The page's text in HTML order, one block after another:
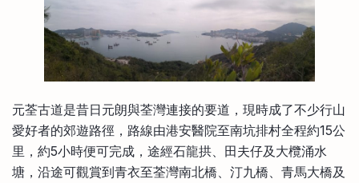
元荃古道是昔日元朗與荃灣連接的要道，現時成了不少行山
愛好者的郊遊路徑，路線由港安醫院至南坑排村全程約15公
里，約5小時便可完成，途經石龍拱、田夫仔及大欖涌水
塘，沿途可觀賞到青衣至荃灣南北橋、汀九橋、青馬大橋及